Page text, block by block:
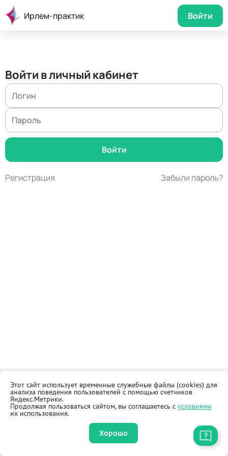
Ирлем-практик Войти
Войти в личный кабинет
Регистрация Забыли пароль?
Контакты
Как купить
Общественная приёмная
Реквизиты
Оферта
Правила продажи товаров
Этот сайт использует временные служебные файлы (cookies) для
анализа поведения пользователей с помощью счетчиков
Яндекс.Метрики.
Продолжая пользоваться сайтом, вы соглашаетесь с условиями
их использования.
Хорошо